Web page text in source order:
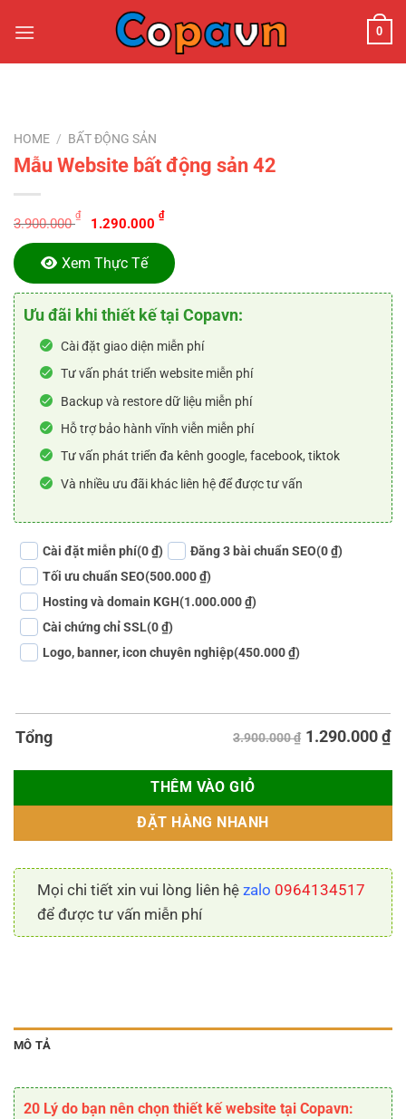
đến
0
HOME / BẤT ĐỘNG SẢN
Mẫu Website bất động sản 42
3.900.000
₫
Original
price
was:
3.900.000 ₫.
1.290.000
₫Current
price
is:
1.290.000 ₫.
Xem Thực Tế
Ưu đãi khi thiết kế tại Copavn:
Cài đặt giao diện miễn phí
Tư vấn phát triển website miễn phí
Backup và restore dữ liệu miễn phí
Hỗ trợ bảo hành vĩnh viễn miễn phí
Tư vấn phát triển đa kênh google, facebook, tiktok
Và nhiều ưu đãi khác liên hệ để được tư vấn
Cài đặt miễn phí(0 ₫) Đăng 3 bài chuẩn SEO(0 ₫)
Tối ưu chuẩn SEO(500.000 ₫)
Hosting và domain KGH(1.000.000 ₫)
Cài chứng chỉ SSL(0 ₫)
Logo, banner, icon chuyên nghiệp(450.000 ₫)
Tổng 3.900.000 ₫ 1.290.000₫
THÊM VÀO GIỎ
ĐẶT HÀNG NHANH
Mọi chi tiết xin vui lòng liên hệ zalo 0964134517
để được tư vấn miễn phí
MÔ TẢ
20 Lý do bạn nên chọn thiết kế website tại Copavn: